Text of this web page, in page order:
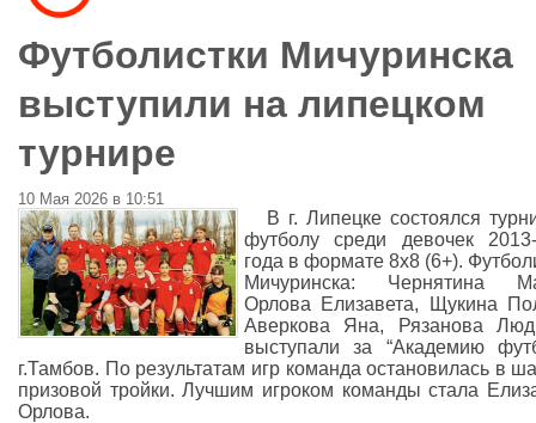
Футболистки Мичуринска
выступили на липецком
турнире
10 Мая 2026 в 10:51
В г. Липецке состоялся
футболу среди девочек
года в формате 8x8 (6+).
Мичуринска: Чернятина
Орлова Елизавета, Щукина
Аверкова Яна, Рязанова
выступали за “Академию
г.Тамбов. По результатам игр команда остановилась в
призовой тройки. Лучшим игроком команды стала
Орлова.